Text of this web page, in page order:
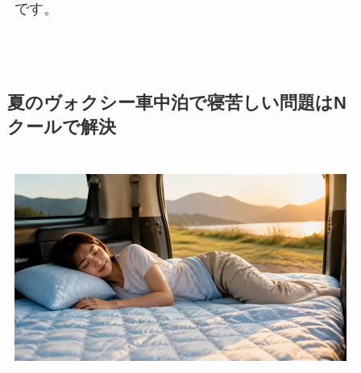
です。
夏のヴォクシー車中泊で寝苦しい問題はN
クールで解決